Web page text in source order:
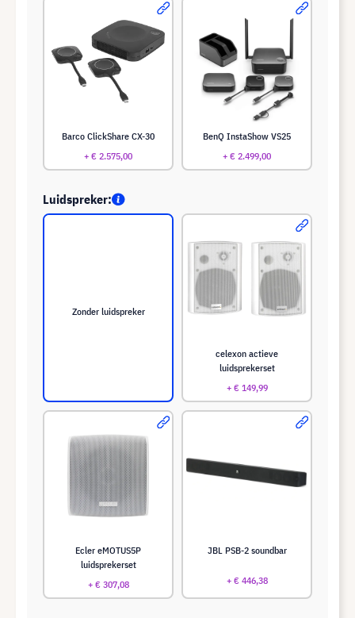
Barco ClickShare CX-30
+ € 2.575,00
BenQ InstaShow VS25
+ € 2.499,00
Luidspreker:
Zonder luidspreker
celexon actieve
luidsprekerset
+ € 149,99
Ecler eMOTUS5P
luidsprekerset
+ € 307,08
JBL PSB-2 soundbar
+ € 446,38